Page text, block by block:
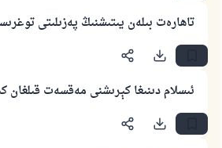
تاھارەت بىلەن يىتىشنىڭ پەزىلىتى
ئىسلام دىنىغا كېرىشنى مەقسەت قىلغان
مۇسلىم رىۋايەت قىلغان (1893) ھەدىس
ئىئائە